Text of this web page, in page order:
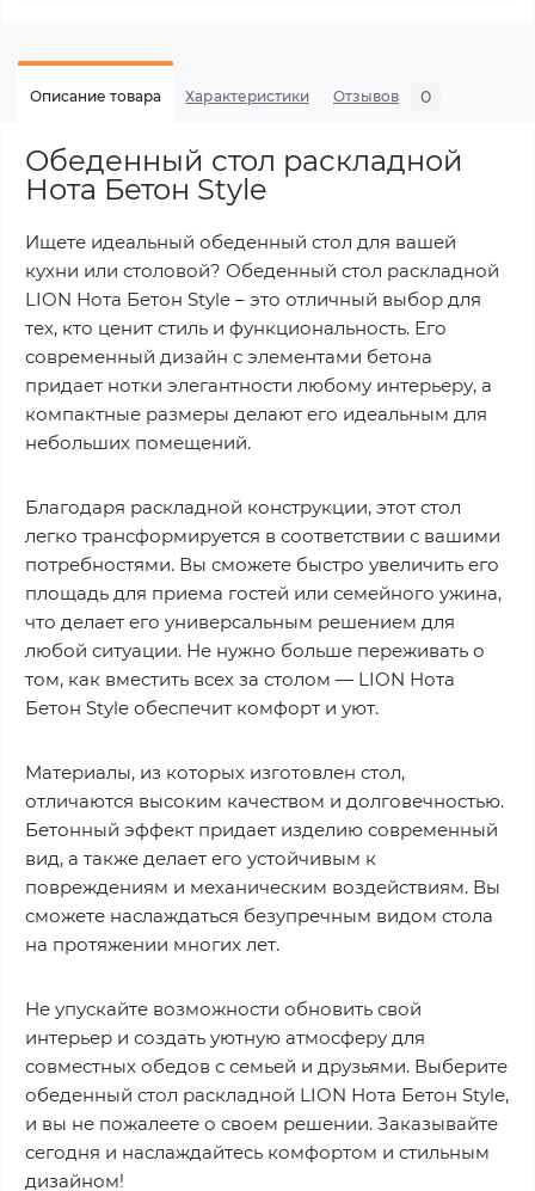
Описание товара Характеристики Отзывов 0
Обеденный стол раскладной
Нота Бетон Style
Ищете идеальный обеденный стол для вашей
кухни или столовой? Обеденный стол раскладной
LION Нота Бетон Style – это отличный выбор для
тех, кто ценит стиль и функциональность. Его
современный дизайн с элементами бетона
придает нотки элегантности любому интерьеру, а
компактные размеры делают его идеальным для
небольших помещений.
Благодаря раскладной конструкции, этот стол
легко трансформируется в соответствии с вашими
потребностями. Вы сможете быстро увеличить его
площадь для приема гостей или семейного ужина,
что делает его универсальным решением для
любой ситуации. Не нужно больше переживать о
том, как вместить всех за столом — LION Нота
Бетон Style обеспечит комфорт и уют.
Материалы, из которых изготовлен стол,
отличаются высоким качеством и долговечностью.
Бетонный эффект придает изделию современный
вид, а также делает его устойчивым к
повреждениям и механическим воздействиям. Вы
сможете наслаждаться безупречным видом стола
на протяжении многих лет.
Не упускайте возможности обновить свой
интерьер и создать уютную атмосферу для
совместных обедов с семьей и друзьями. Выберите
обеденный стол раскладной LION Нота Бетон Style,
и вы не пожалеете о своем решении. Заказывайте
сегодня и наслаждайтесь комфортом и стильным
дизайном!